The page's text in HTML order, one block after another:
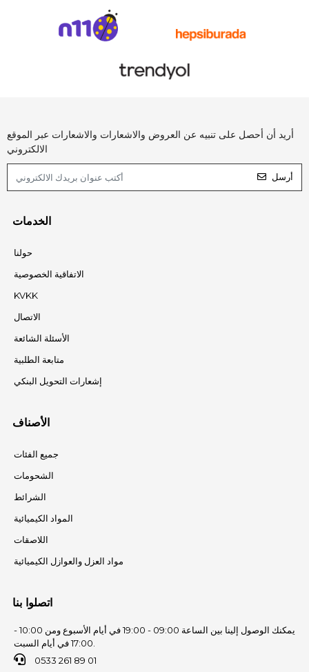
أريد أن أحصل على تنبيه عن العروض والاشعارات والاشعارات عبر الموقع
الالكتروني
أرسل
الخدمات
حولنا
الاتفاقية الخصوصية
KVKK
الاتصال
الأسئلة الشائعة
متابعة الطلبية
إشعارات التحويل البنكي
الأصناف
جميع الفئات
الشحومات
الشرائط
المواد الكيميائية
اللاصقات
مواد العزل والعوازل الكيميائية
اتصلوا بنا
يمكنك الوصول إلينا بين الساعة 09:00 - 19:00 في أيام الأسبوع ومن 10:00 -
0533 261 89 01